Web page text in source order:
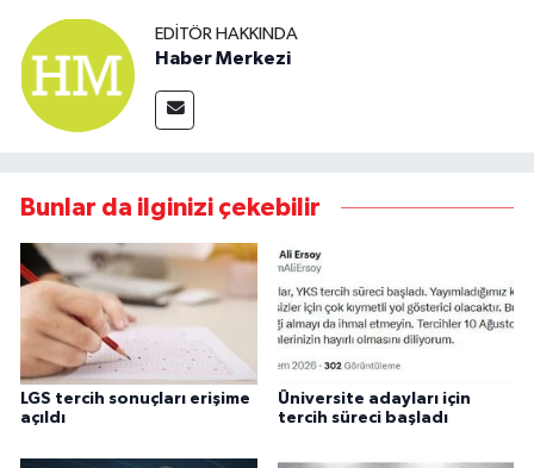
EDITÖR HAKKINDA
Haber Merkezi
Bunlar da ilginizi çekebilir
LGS tercih sonuçları erişime
açıldı
Üniversite adayları için
tercih süreci başladı